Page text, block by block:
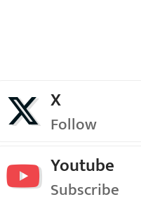
X
Follow
Youtube
Subscribe